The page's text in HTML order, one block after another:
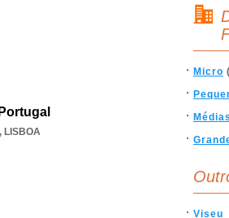
, LISBOA
Micro
Médias
Viseu